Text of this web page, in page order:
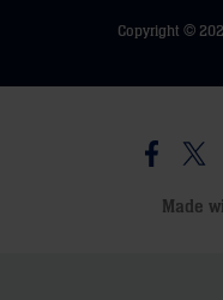
Copyright ©
Made